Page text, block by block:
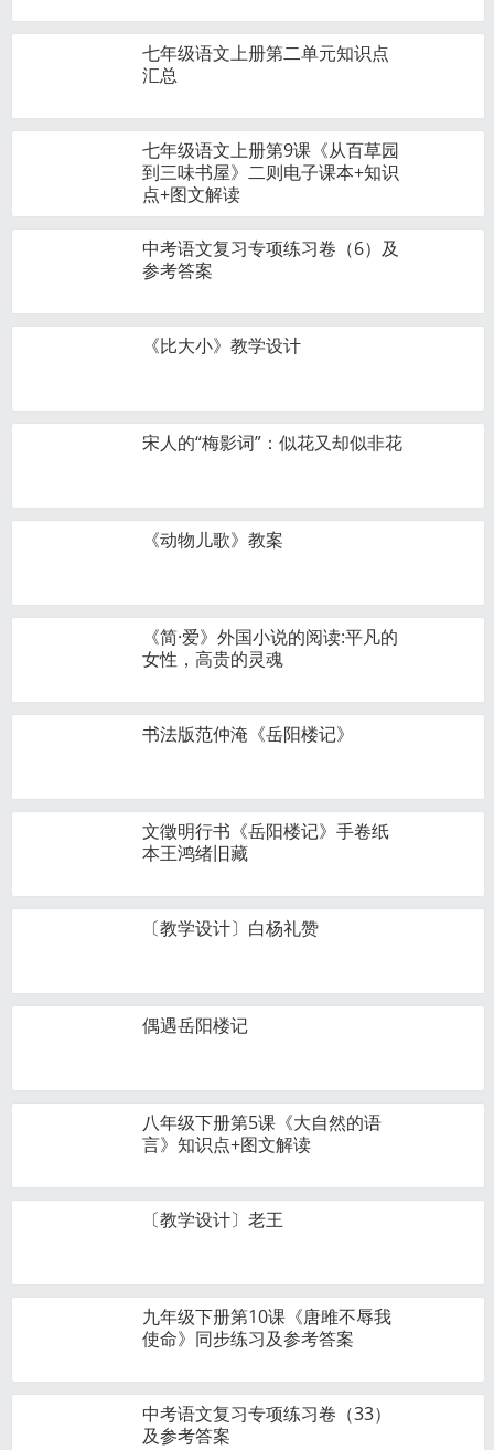
七年级语文上册第二单元知识点
汇总
七年级语文上册第9课《从百草园
到三味书屋》二则电子课本+知识
点+图文解读
中考语文复习专项练习卷（6）及
参考答案
《比大小》教学设计
宋人的“梅影词”：似花又却似非花
《动物儿歌》教案
《简·爱》外国小说的阅读:平凡的
女性，高贵的灵魂
书法版范仲淹《岳阳楼记》
文徵明行书《岳阳楼记》手卷纸
本王鸿绪旧藏
〔教学设计〕白杨礼赞
偶遇岳阳楼记
八年级下册第5课《大自然的语
言》知识点+图文解读
〔教学设计〕老王
九年级下册第10课《唐雎不辱我
使命》同步练习及参考答案
中考语文复习专项练习卷（33）
及参考答案